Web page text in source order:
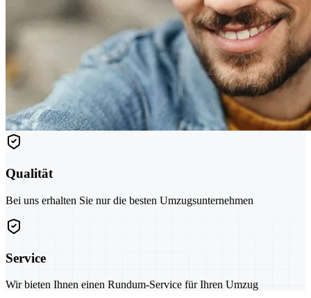
Qualität
Bei uns erhalten Sie nur die besten Umzugsunternehmen
Service
Wir bieten Ihnen einen Rundum-Service für Ihren Umzug